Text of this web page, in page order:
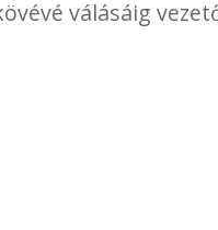
válásáig